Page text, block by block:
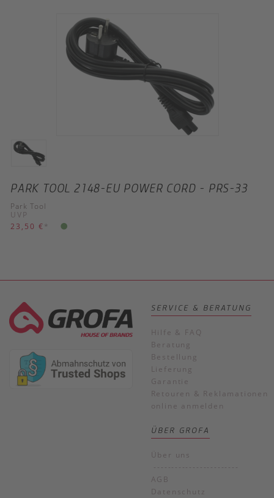
PARK TOOL 2148-EU POWER CORD - PRS-33
Park Tool
UVP
23,50 € *
SERVICE & BERATUNG
Hilfe & FAQ
Beratung
Bestellung
Lieferung
Garantie
Retouren & Reklamationen
online anmelden
ÜBER GROFA
Über uns
------------------------
AGB
Datenschutz